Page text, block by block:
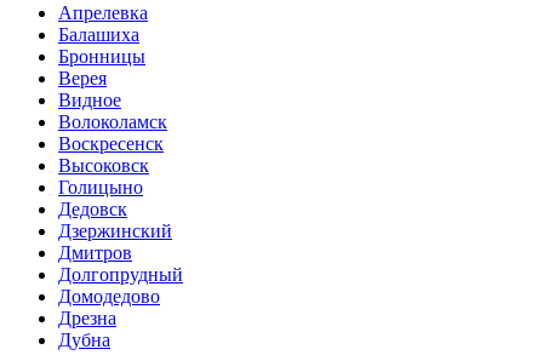
Апрелевка
Балашиха
Бронницы
Верея
Видное
Волоколамск
Воскресенск
Высоковск
Голицыно
Дедовск
Дзержинский
Дмитров
Долгопрудный
Домодедово
Дрезна
Дубна